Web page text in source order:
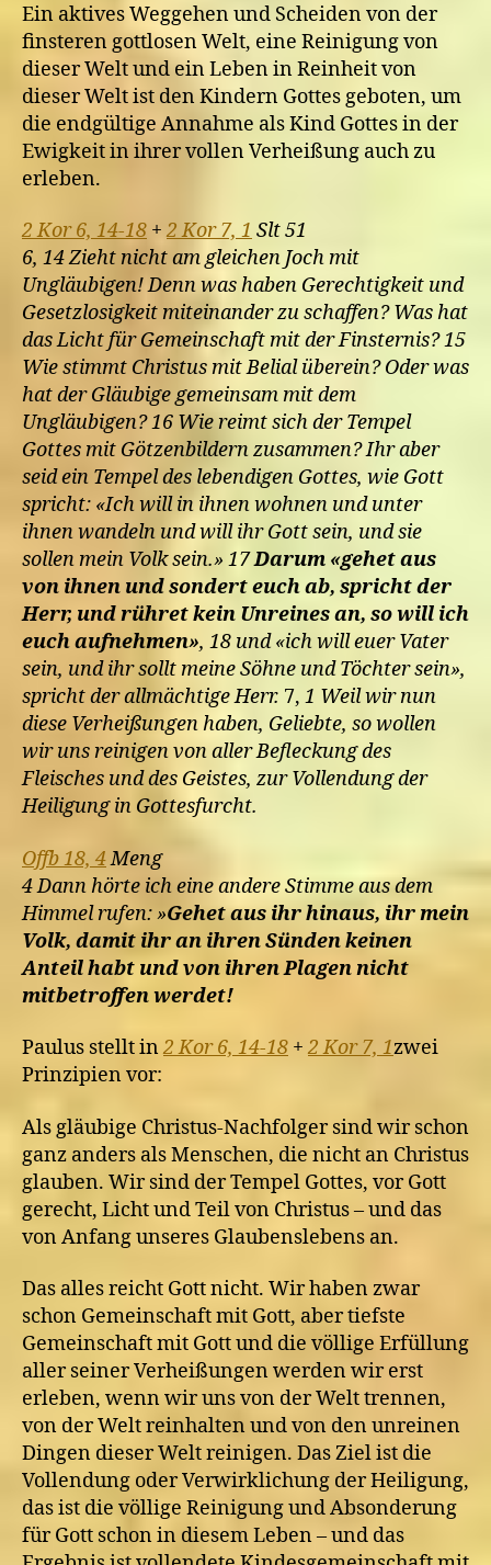
Ein aktives Weggehen und Scheiden von der
finsteren gottlosen Welt, eine Reinigung von
dieser Welt und ein Leben in Reinheit von
dieser Welt ist den Kindern Gottes geboten, um
die endgültige Annahme als Kind Gottes in der
Ewigkeit in ihrer vollen Verheißung auch zu
erleben.
2 Kor 6, 14-18 +2 Kor 7, 1 Slt 51
6, 14 Zieht nicht am gleichen Joch mit
Ungläubigen! Denn was haben Gerechtigkeit und
Gesetzlosigkeit miteinander zu schaffen? Was hat
das Licht für Gemeinschaft mit der Finsternis? 15
Wie stimmt Christus mit Belial überein? Oder was
hat der Gläubige gemeinsam mit dem
Ungläubigen? 16 Wie reimt sich der Tempel
Gottes mit Götzenbildern zusammen? Ihr aber
seid ein Tempel des lebendigen Gottes, wie Gott
spricht: «Ich will in ihnen wohnen und unter
ihnen wandeln und will ihr Gott sein, und sie
sollen mein Volk sein.» 17Darum «gehet aus
von ihnen und sondert euch ab, spricht der
Herr, und rühret kein Unreines an, so will ich
euch aufnehmen», 18 und «ich will euer Vater
sein, und ihr sollt meine Söhne und Töchter sein»,
spricht der allmächtige Herr. 7, 1 Weil wir nun
diese Verheißungen haben, Geliebte, so wollen
wir uns reinigen von aller Befleckung des
Fleisches und des Geistes, zur Vollendung der
Heiligung in Gottesfurcht.
Offb 18, 4Meng
4 Dann hörte ich eine andere Stimme aus dem
Himmel rufen: »Gehet aus ihr hinaus, ihr mein
Volk, damit ihr an ihren Sünden keinen
Anteil habt und von ihren Plagen nicht
mitbetroffen werdet!
Paulus stellt in2 Kor 6, 14-18 + 2 Kor 7, 1zwei
Prinzipien vor:
Als gläubige Christus-Nachfolger sind wir schon
ganz anders als Menschen, die nicht an Christus
glauben. Wir sind der Tempel Gottes, vor Gott
gerecht, Licht und Teil von Christus – und das
von Anfang unseres Glaubenslebens an.
Das alles reicht Gott nicht. Wir haben zwar
schon Gemeinschaft mit Gott, aber tiefste
Gemeinschaft mit Gott und die völlige Erfüllung
aller seiner Verheißungen werden wir erst
erleben, wenn wir uns von der Welt trennen,
von der Welt reinhalten und von den unreinen
Dingen dieser Welt reinigen. Das Ziel ist die
Vollendung oder Verwirklichung der Heiligung,
das ist die völlige Reinigung und Absonderung
für Gott schon in diesem Leben – und das